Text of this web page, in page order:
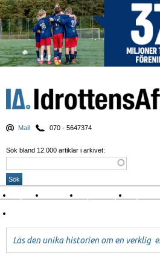
Mail 070 - 5647374
Sök bland 12.000 artiklar i arkivet:
Nyheter Krönikor Sport & spel
Läs den unika historien om en verklig